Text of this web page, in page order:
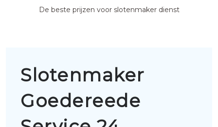
De beste prijzen voor slotenmaker dienst
Slotenmaker
Goedereede